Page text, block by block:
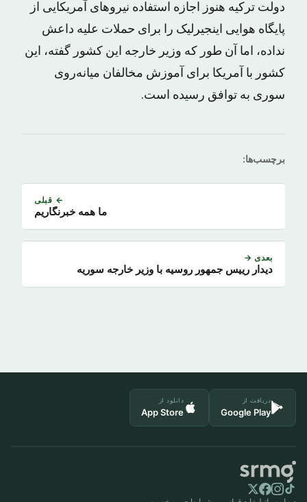
دولت ترکیه هنوز اجازه استفاده نیروهای آمریکایی از
پایگاه هوایی اینجیرلیک را برای حملات علیه داعش
نداده، اما آن طور که وزیر خارجه این کشور گفته، این
کشور با آمریکا برای آموزش مخالفان میانه‌روی
سوری به توافق رسیده است.
برچسب‌ها:
← قبلی
ما همه خبرنگاریم
بعدی →
دیدار رییس جمهور روسیه با وزیر خارجه سوریه
دریافت از
Google Play
دانلود از
App Store